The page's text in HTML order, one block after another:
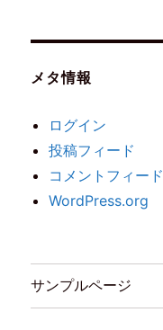
メタ情報
ログイン
投稿フィード
コメントフィード
WordPress.org
サンプルページ